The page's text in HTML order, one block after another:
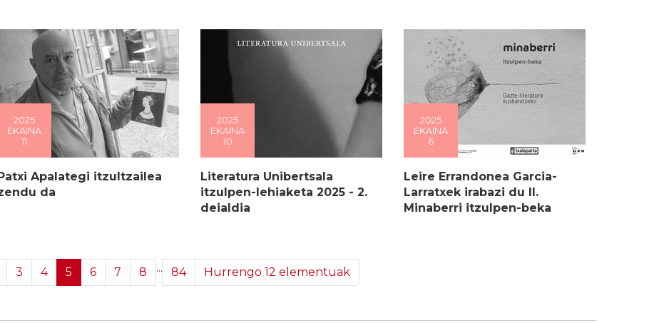
2025
EKAINA
11
Apalategi itzultzailea
da
2025
EKAINA
10
Literatura Unibertsala
itzulpen-lehiaketa 2025 - 2.
deialdia
2025
EKAINA
6
Leire Errandonea Garcia-
Larratxek irabazi du II.
Minaberri itzulpen-beka
3 4 5 6 7 8 ... 84 Hurrengo 12 elementuak